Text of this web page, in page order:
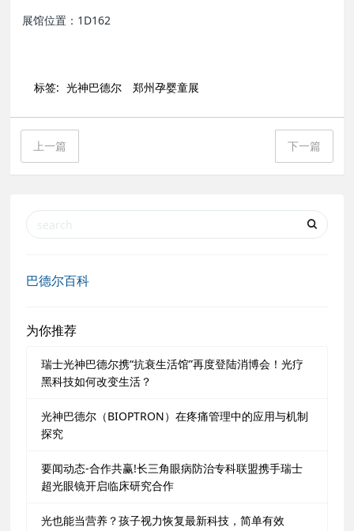
展馆位置：1D162
标签: 光神巴德尔 郑州孕婴童展
上一篇 下一篇
巴德尔百科
为你推荐
瑞士光神巴德尔携“抗衰生活馆”再度登陆消博会！光疗
黑科技如何改变生活？
光神巴德尔（BIOPTRON）在疼痛管理中的应用与机制
探究
要闻动态-合作共赢!长三角眼病防治专科联盟携手瑞士
超光眼镜开启临床研究合作
光也能当营养？孩子视力恢复最新科技，简单有效